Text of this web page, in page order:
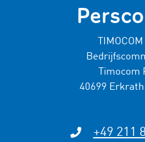
Timocom
40699
+49 211